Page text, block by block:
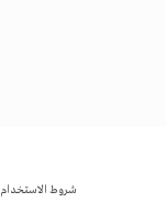
شروط الاستخدام